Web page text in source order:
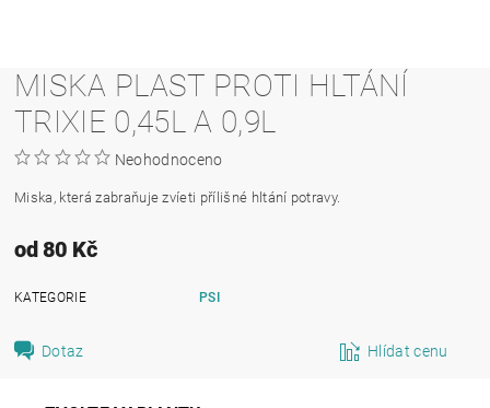
MISKA PLAST PROTI HLTÁNÍ
TRIXIE 0,45L A 0,9L
Neohodnoceno
Miska, která zabraňuje zvíeti přílišné hltání potravy.
od 80 Kč
KATEGORIE PSI
Dotaz Hlídat cenu